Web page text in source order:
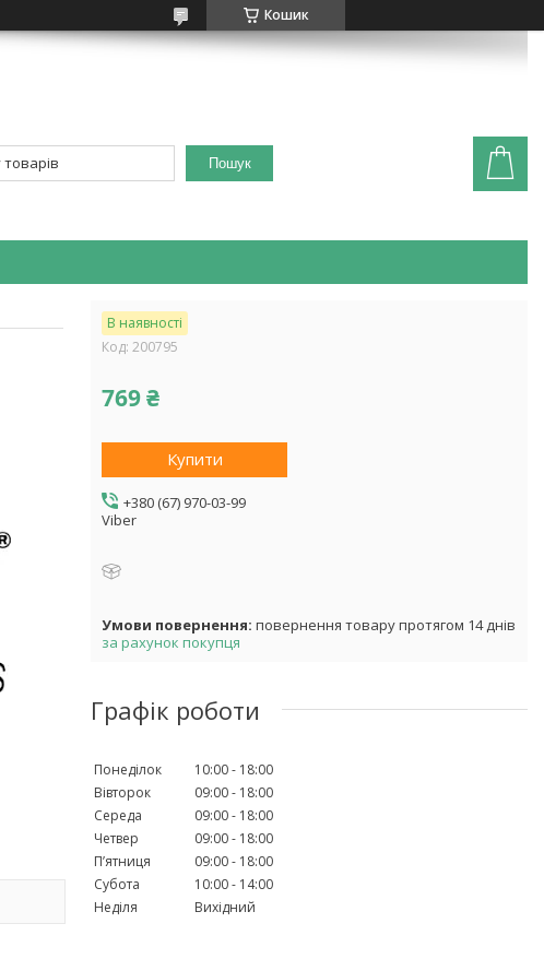
Кошик
Пошук
В наявності
Код: 200795
769 ₴
Купити
+380 (67) 970-03-99
Viber
повернення товару протягом 14 днів
за рахунок покупця
Графік роботи
Понеділок 10:00
18:00
Вівторок
09:00
18:00
Середа
09:00
18:00
Четвер
09:00
18:00
Пʼятниця
09:00
18:00
Субота
10:00
14:00
Неділя
Вихідний